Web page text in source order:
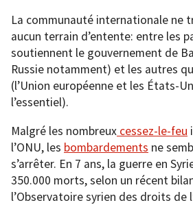
La communauté internationale ne
aucun terrain d’entente: entre les
soutiennent le gouvernement de
Russie notamment) et les autres
(l’Union européenne et les États-
l’essentiel).
Malgré les nombreux cessez-le-feu
l’ONU, les bombardements ne
s’arrêter. En 7 ans, la guerre en
350.000 morts, selon un récent
l’Observatoire syrien des droits de